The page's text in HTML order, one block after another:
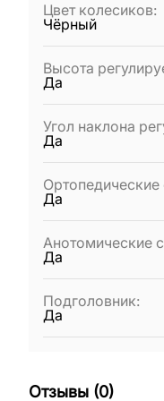
Цвет колесиков:
Чёрный
Высота
Да
Угол наклона
Да
Ортопедические
Да
Анотомические
Да
Подголовник:
Да
Отзывы (0)